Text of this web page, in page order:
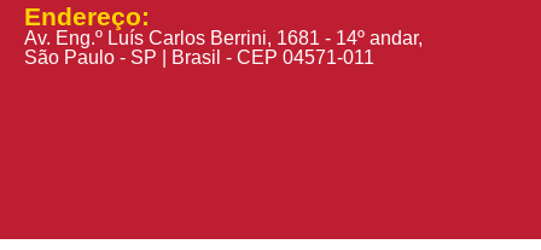
Endereço:
Av. Eng.º Luís Carlos Berrini, 1681 - 14º andar,
São Paulo - SP | Brasil - CEP 04571-011